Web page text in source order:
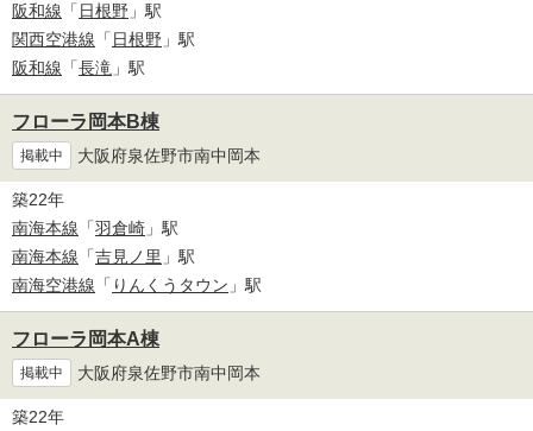
阪和線 「 日根野 」駅
関西空港線 「 日根野 」駅
阪和線 「長滝 」駅
フローラ岡本B棟
掲載中 大阪府泉佐野市南中岡本
築22年
南海本線 「羽倉崎 」駅
南海本線 「吉見ノ里 」駅
南海空港線 「 りんくうタウン 」駅
フローラ岡本A棟
掲載中 大阪府泉佐野市南中岡本
築22年